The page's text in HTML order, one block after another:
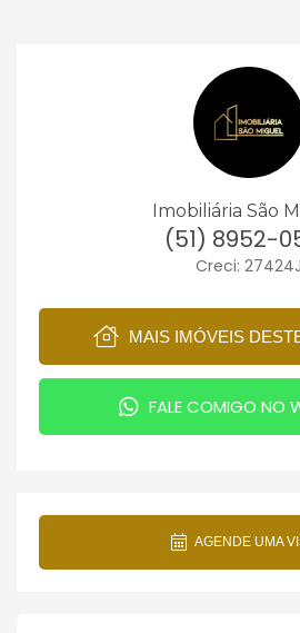
Imobiliária São
(51) 8952-
Creci: 27424J
MAIS IMÓVEIS
FALE COMIGO NO
AGENDE UMA